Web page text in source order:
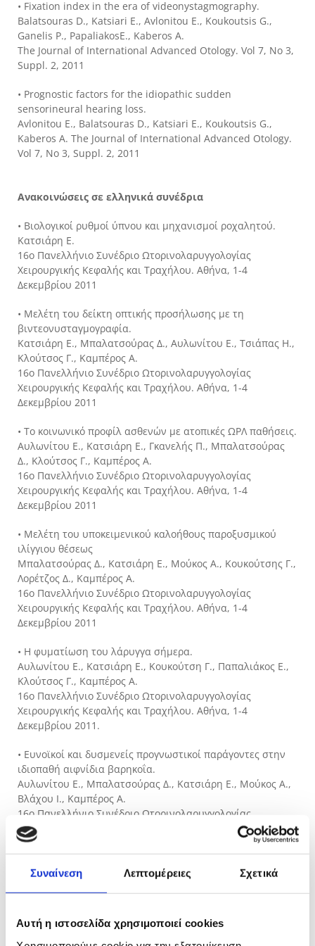
Συναίνεση Λεπτομέρειες Σχετικά
Αυτή η ιστοσελίδα χρησιμοποιεί cookies
• Fixation index in the era of videonystagmography.
Balatsouras D., Katsiari E., Avlonitou E., Koukoutsis G.,
Ganelis P., PapaliakosE., Kaberos A.
The Journal of International Advanced Otology. Vol 7, No 3,
Suppl. 2, 2011
• Prognostic factors for the idiopathic sudden
sensorineural hearing loss.
Avlonitou E., Balatsouras D., Katsiari E., Koukoutsis G.,
Kaberos A. The Journal of International Advanced Otology.
Vol 7, No 3, Suppl. 2, 2011
Ανακοινώσεις σε ελληνικά συνέδρια
• Βιολογικοί ρυθμοί ύπνου και μηχανισμοί ροχαλητού.
Κατσιάρη Ε.
16ο Πανελλήνιο Συνέδριο Ωτορινολαρυγγολογίας
Χειρουργικής Κεφαλής και Τραχήλου. Αθήνα, 1-4
Δεκεμβρίου 2011
• Μελέτη του δείκτη οπτικής προσήλωσης με τη
βιντεονυσταγμογραφία.
Κατσιάρη Ε., Μπαλατσούρας Δ., Αυλωνίτου Ε., Τσιάπας Η.,
Κλούτσος Γ., Καμπέρος Α.
16ο Πανελλήνιο Συνέδριο Ωτορινολαρυγγολογίας
Χειρουργικής Κεφαλής και Τραχήλου. Αθήνα, 1-4
Δεκεμβρίου 2011
• Το κοινωνικό προφίλ ασθενών με ατοπικές ΩΡΛ παθήσεις.
Αυλωνίτου Ε., Κατσιάρη Ε., Γκανελής Π., Μπαλατσούρας
Δ., Κλούτσος Γ., Καμπέρος Α.
16ο Πανελλήνιο Συνέδριο Ωτορινολαρυγγολογίας
Χειρουργικής Κεφαλής και Τραχήλου. Αθήνα, 1-4
Δεκεμβρίου 2011
• Μελέτη του υποκειμενικού καλοήθους παροξυσμικού
ιλίγγιου θέσεως
Μπαλατσούρας Δ., Κατσιάρη Ε., Μούκος Α., Κουκούτσης Γ.,
Λορέτζος Δ., Καμπέρος Α.
16ο Πανελλήνιο Συνέδριο Ωτορινολαρυγγολογίας
Χειρουργικής Κεφαλής και Τραχήλου. Αθήνα, 1-4
Δεκεμβρίου 2011
• Η φυματίωση του λάρυγγα σήμερα.
Αυλωνίτου Ε., Κατσιάρη Ε., Κουκούτση Γ., Παπαλιάκος Ε.,
Κλούτσος Γ., Καμπέρος Α.
16ο Πανελλήνιο Συνέδριο Ωτορινολαρυγγολογίας
Χειρουργικής Κεφαλής και Τραχήλου. Αθήνα, 1-4
Δεκεμβρίου 2011.
• Ευνοϊκοί και δυσμενείς προγνωστικοί παράγοντες στην
ιδιοπαθή αιφνίδια βαρηκοΐα.
Αυλωνίτου Ε., Μπαλατσούρας Δ., Κατσιάρη Ε., Μούκος Α.,
Βλάχου Ι., Καμπέρος Α.
16ο Πανελλήνιο Συνέδριο Ωτορινολαρυγγολογίας
Χειρουργικής Κεφαλής και Τραχήλου. Αθήνα, 1-4
Δεκεμβρίου 2011.
• Περιαμυγδαλικά αποστήματα και η αντιμετώπιση τους
Καμπέρος Α.
16ο Πανελλήνιο Συνέδριο Ωτορινολαρυγγολογίας